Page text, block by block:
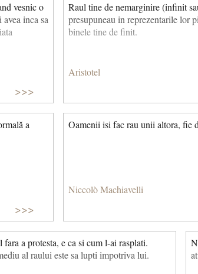
vesnic o
inca sa
>>>
Raul tine de nemarginire (infinit
presupuneau in reprezentarile lor
binele tine de finit.
Aristotel
a
>>>
Oamenii isi fac rau unii altora, fie
Niccolò Machiavelli
fara a protesta, e ca si cum l-ai rasplati.
al raului este sa lupti impotriva lui.